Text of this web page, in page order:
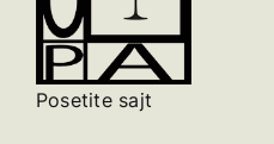
Posetite sajt